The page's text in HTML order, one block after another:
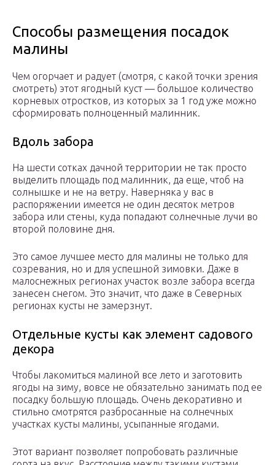
Способы размещения посадок
малины
Чем огорчает и радует (смотря, с какой точки зрения
смотреть) этот ягодный куст — большое количество
корневых отростков, из которых за 1 год уже можно
сформировать полноценный малинник.
Вдоль забора
На шести сотках дачной территории не так просто
выделить площадь под малинник, да еще, чтоб на
солнышке и не на ветру. Наверняка у вас в
распоряжении имеется не один десяток метров
забора или стены, куда попадают солнечные лучи во
второй половине дня.
Это самое лучшее место для малины не только для
созревания, но и для успешной зимовки. Даже в
малоснежных регионах участок возле забора всегда
занесен снегом. Это значит, что даже в Северных
регионах кусты не замерзнут.
Отдельные кусты как элемент садового
декора
Чтобы лакомиться малиной все лето и заготовить
ягоды на зиму, вовсе не обязательно занимать под ее
посадку большую площадь. Очень декоративно и
стильно смотрятся разбросанные на солнечных
участках кусты малины, усыпанные ягодами.
Этот вариант позволяет попробовать различные